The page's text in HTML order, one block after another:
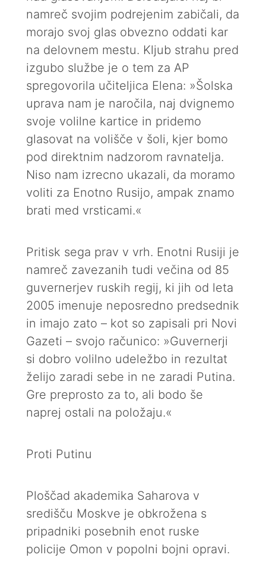
namreč svojim podrejenim zabičali, da
morajo svoj glas obvezno oddati kar
na delovnem mestu. Kljub strahu pred
izgubo službe je o tem za AP
spregovorila učiteljica Elena: »Šolska
uprava nam je naročila, naj dvignemo
svoje volilne kartice in pridemo
glasovat na volišče v šoli, kjer bomo
pod direktnim nadzorom ravnatelja.
Niso nam izrecno ukazali, da moramo
voliti za Enotno Rusijo, ampak znamo
brati med vrsticami.«
Pritisk sega prav v vrh. Enotni Rusiji je
namreč zavezanih tudi večina od 85
guvernerjev ruskih regij, ki jih od leta
2005 imenuje neposredno predsednik
in imajo zato – kot so zapisali pri Novi
Gazeti – svojo računico: »Guvernerji
si dobro volilno udeležbo in rezultat
želijo zaradi sebe in ne zaradi Putina.
Gre preprosto za to, ali bodo še
naprej ostali na položaju.«
Proti Putinu
Ploščad akademika Saharova v
središču Moskve je obkrožena s
pripadniki posebnih enot ruske
policije Omon v popolni bojni opravi.